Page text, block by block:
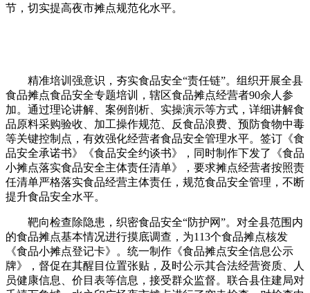
节，切实提高夜市摊点规范化水平。
精准培训强意识，夯实食品安全“责任链”。组织开展全县
食品摊点食品安全专题培训，辖区食品摊点经营者90余人参
加。通过理论讲解、案例剖析、实操演示等方式，详细讲解食
品原料采购验收、加工操作规范、反食品浪费、预防食物中毒
等关键控制点，有效强化经营者食品安全管理水平。签订《食
品安全承诺书》《食品安全约谈书》，同时制作下发了《食品
小摊点落实食品安全主体责任清单》，要求摊点经营者按照责
任清单严格落实食品经营主体责任，规范食品安全管理，不断
提升食品安全水平。
靶向检查除隐患，织密食品安全“防护网”。对全县范围内
的食品摊点基本情况进行摸底调查，为113个食品摊点核发
《食品小摊点登记卡》。统一制作《食品摊点安全信息公示
牌》，督促在其醒目位置张贴，及时公示其合法经营资质、人
员健康信息、价目表等信息，接受群众监督。联合县住建局对